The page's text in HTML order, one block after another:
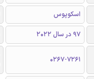
اسکوپوس
97 در سال 2022
0267-7261